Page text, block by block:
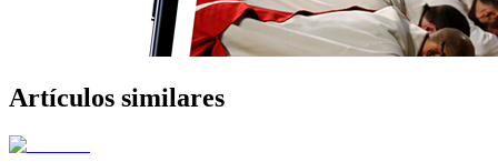
Artículos similares